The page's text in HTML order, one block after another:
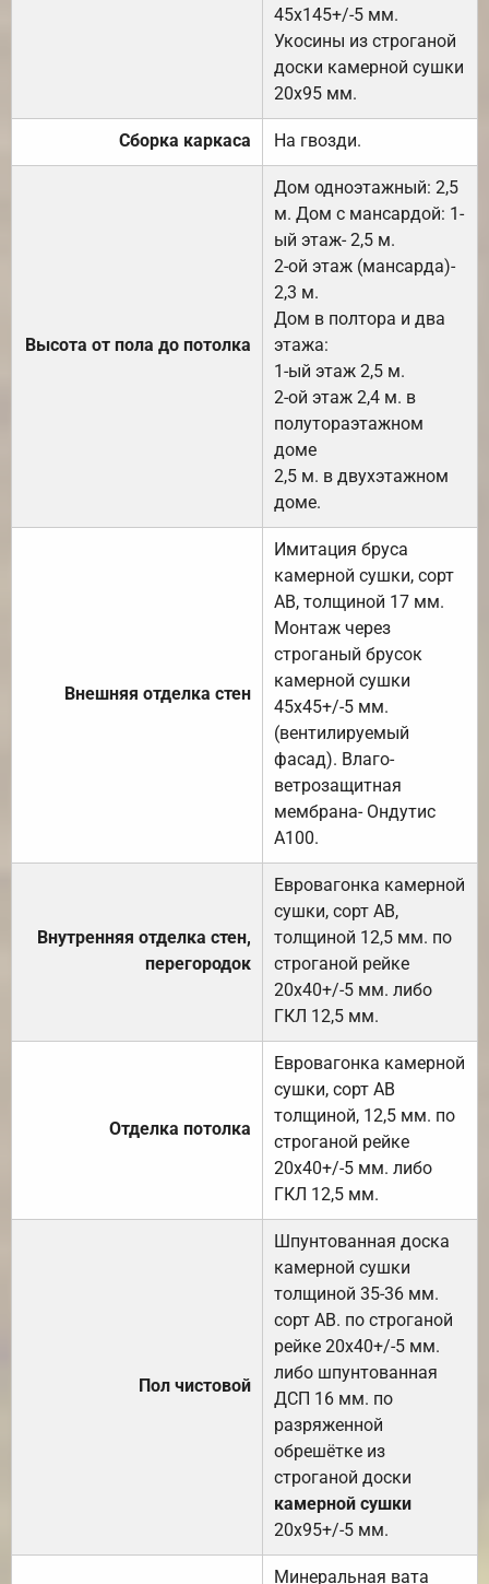
45х145+/-5 мм.
Укосины из строганой
доски камерной сушки
20х95 мм.
Сборка каркаса На гвозди.
Высота от пола до потолка
Дом одноэтажный: 2,5
м. Дом с мансардой: 1-
ый этаж- 2,5 м.
2-ой этаж (мансарда)-
2,3 м.
Дом в полтора и два
этажа:
1-ый этаж 2,5 м.
2-ой этаж 2,4 м. в
полутораэтажном
доме
2,5 м. в двухэтажном
доме.
Внешняя отделка стен
Имитация бруса
камерной сушки, сорт
АВ, толщиной 17 мм.
Монтаж через
строганый брусок
камерной сушки
45х45+/-5 мм.
(вентилируемый
фасад). Влаго-
ветрозащитная
мембрана- Ондутис
А100.
Внутренняя отделка стен,
перегородок
Евровагонка камерной
сушки, сорт АВ,
толщиной 12,5 мм. по
строганой рейке
20х40+/-5 мм. либо
ГКЛ 12,5 мм.
Отделка потолка
Евровагонка камерной
сушки, сорт АВ
толщиной, 12,5 мм. по
строганой рейке
20х40+/-5 мм. либо
ГКЛ 12,5 мм.
Пол чистовой
Шпунтованная доска
камерной сушки
толщиной 35-36 мм.
сорт АВ. по строганой
рейке 20х40+/-5 мм.
либо шпунтованная
ДСП 16 мм. по
разряженной
обрешётке из
строганой доски
камерной сушки
20х95+/-5 мм.
Минеральная вата